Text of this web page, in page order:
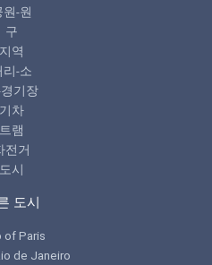
원-원
구
지역
리-소
기장
기차
트램
전거
도시
도시
of Paris
de Janeiro